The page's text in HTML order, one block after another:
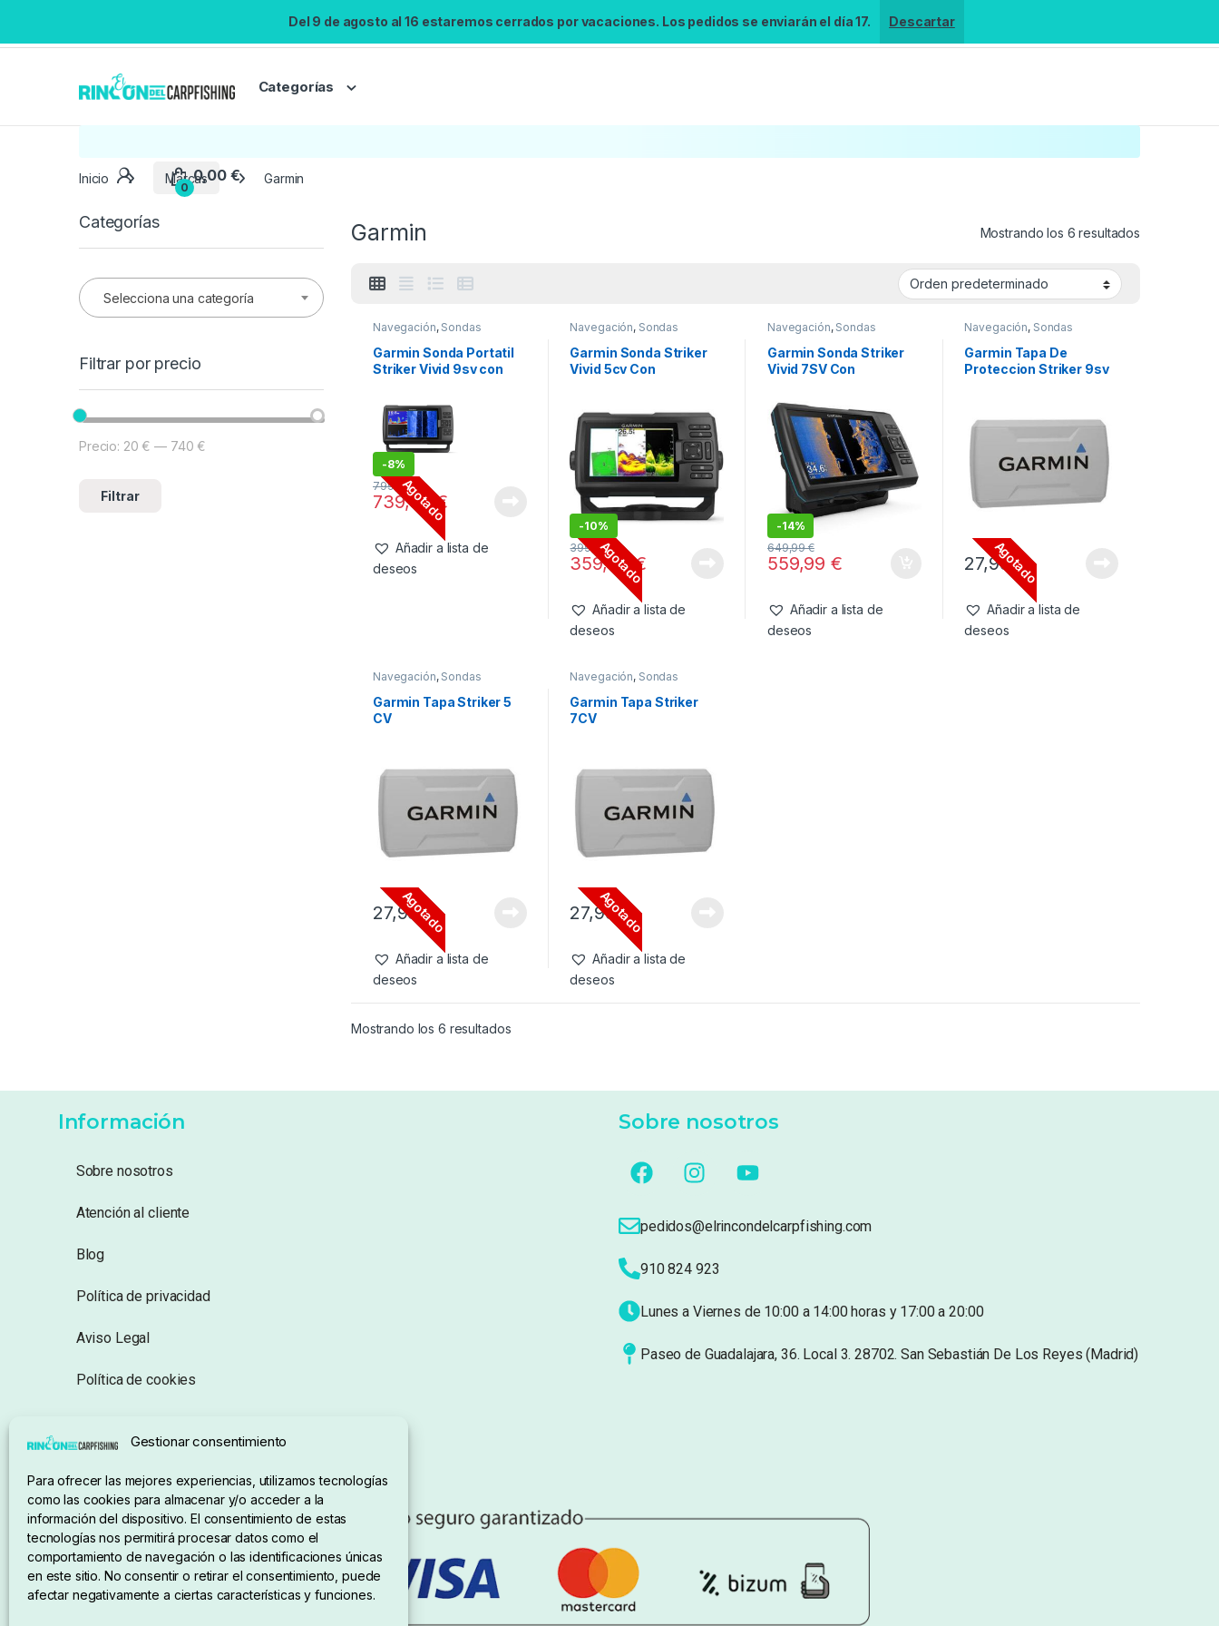
Gestionar consentimiento
Para ofrecer las mejores experiencias, utilizamos tecnologías
como las cookies para almacenar y/o acceder a la
información del dispositivo. El consentimiento de estas
tecnologías nos permitirá procesar datos como el
comportamiento de navegación o las identificaciones únicas
en este sitio. No consentir o retirar el consentimiento, puede
afectar negativamente a ciertas características y funciones.
Del 9 de agosto al 16 estaremos cerrados por vacaciones. Los pedidos se enviarán el día 17. Descartar
Categorías
0
0,00 €
Inicio Marcas Garmin
Garmin Mostrando los 6 resultados
Navegación, Sondas
Garmin Sonda Portatil
Striker Vivid 9sv con
TM
-8%
Agotado
739,99€
799,99€
Añadir a lista de
deseos
Navegación, Sondas
Garmin Sonda Striker
Vivid 5cv Con
-10%
Agotado
359,99€
399,99€
Añadir a lista de
deseos
Navegación, Sondas
Garmin Sonda Striker
Vivid 7SV Con
TM
-14%
559,99€
649,99€
Añadir a lista de
deseos
Navegación, Sondas
Garmin Tapa De
Proteccion Striker 9sv
Agotado
27,99€
Añadir a lista de
deseos
Navegación, Sondas
Garmin Tapa Striker 5
CV
Agotado
27,99€
Añadir a lista de
deseos
Navegación, Sondas
Garmin Tapa Striker
7CV
Agotado
27,99€
Añadir a lista de
deseos
Mostrando los 6 resultados
Categorías
Selecciona una categoría
Filtrar por precio
Filtrar
Precio: 20 € — 740 €
Información
Sobre nosotros
Atención al cliente
Blog
Política de privacidad
Aviso Legal
Política de cookies
Condiciones de compra
Sobre nosotros
pedidos@elrincondelcarpfishing.com
910 824 923
Lunes a Viernes de 10:00 a 14:00 horas y 17:00 a 20:00
Paseo de Guadalajara, 36. Local 3. 28702. San Sebastián De Los Reyes (Madrid)